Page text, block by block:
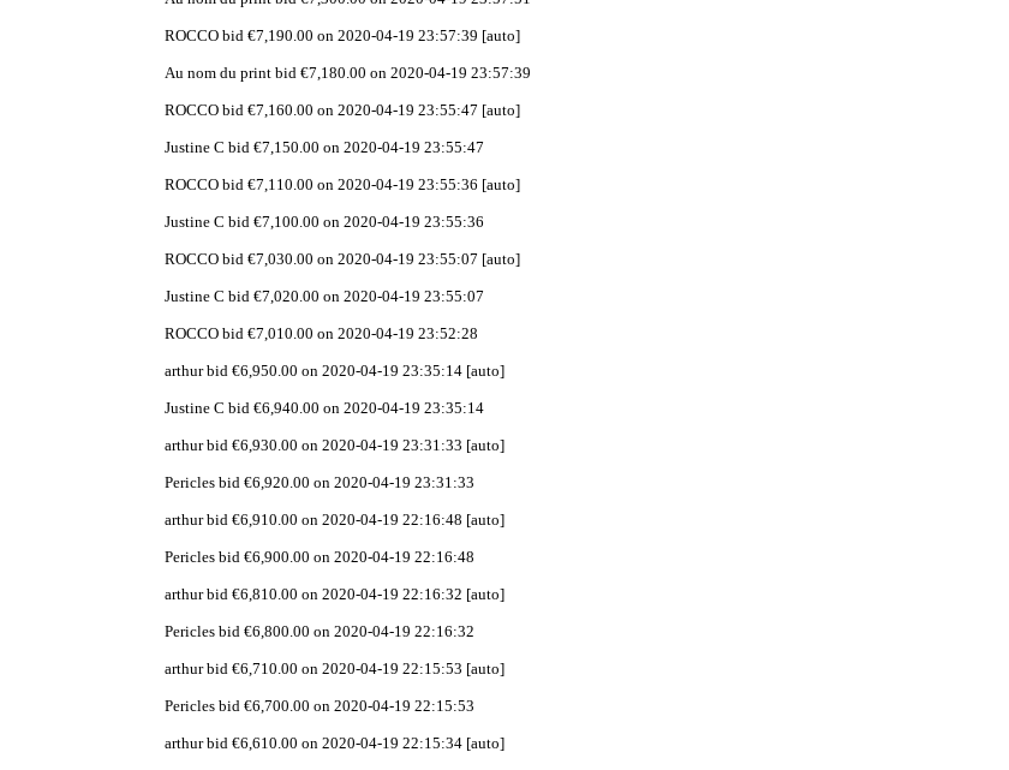
ROCCO bid €7,190.00 on 2020-04-19 23:57:39 [auto]
Au nom du print bid €7,180.00 on 2020-04-19 23:57:39
ROCCO bid €7,160.00 on 2020-04-19 23:55:47 [auto]
Justine C bid €7,150.00 on 2020-04-19 23:55:47
ROCCO bid €7,110.00 on 2020-04-19 23:55:36 [auto]
Justine C bid €7,100.00 on 2020-04-19 23:55:36
ROCCO bid €7,030.00 on 2020-04-19 23:55:07 [auto]
Justine C bid €7,020.00 on 2020-04-19 23:55:07
ROCCO bid €7,010.00 on 2020-04-19 23:52:28
arthur bid €6,950.00 on 2020-04-19 23:35:14 [auto]
Justine C bid €6,940.00 on 2020-04-19 23:35:14
arthur bid €6,930.00 on 2020-04-19 23:31:33 [auto]
Pericles bid €6,920.00 on 2020-04-19 23:31:33
arthur bid €6,910.00 on 2020-04-19 22:16:48 [auto]
Pericles bid €6,900.00 on 2020-04-19 22:16:48
arthur bid €6,810.00 on 2020-04-19 22:16:32 [auto]
Pericles bid €6,800.00 on 2020-04-19 22:16:32
arthur bid €6,710.00 on 2020-04-19 22:15:53 [auto]
Pericles bid €6,700.00 on 2020-04-19 22:15:53
arthur bid €6,610.00 on 2020-04-19 22:15:34 [auto]